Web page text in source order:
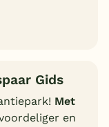
Gids
Met
en